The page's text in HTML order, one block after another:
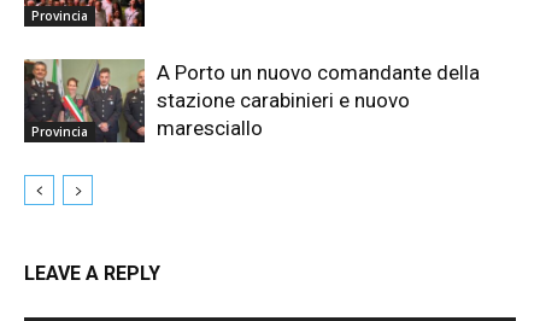
Provincia
Provincia
A Porto un nuovo comandante della
stazione carabinieri e nuovo
maresciallo
LEAVE A REPLY